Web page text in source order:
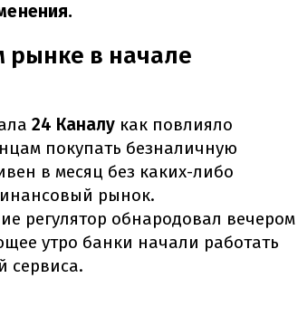
рынке в начале
24 Каналу как повлияло
покупать безналичную
в месяц без каких-либо
рынок.
регулятор обнародовал вечером
утро банки начали работать
сервиса.